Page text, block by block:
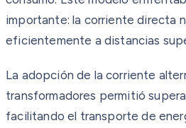
importante: la corriente directa
eficientemente a distancias
La adopción de la corriente
transformadores permitió
facilitando el transporte de